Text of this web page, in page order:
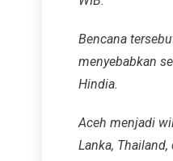
Bencana
menyebabkan
Hindia.
Aceh menjadi
Lanka, Thailand,